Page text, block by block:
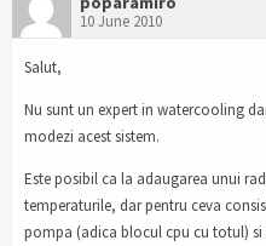
10 June 2010
Salut,
Nu sunt un expert in watercooling
modezi acest sistem.
Este posibil ca la adaugarea unui
temperaturile, dar pentru ceva
pompa (adica blocul cpu cu totul) si